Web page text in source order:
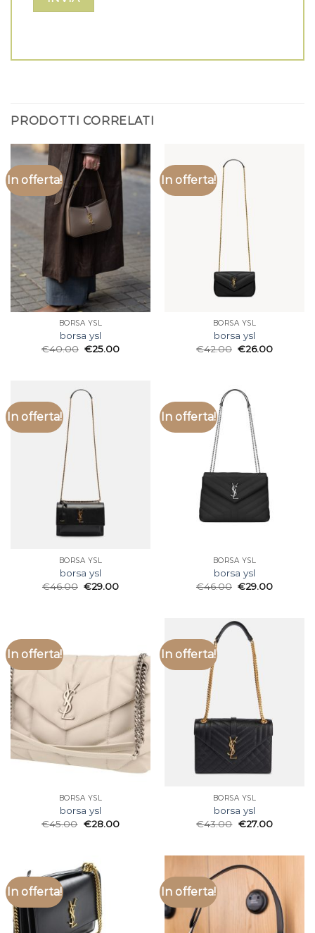
PRODOTTI CORRELATI
In offerta!
BORSA YSL
borsa ysl
€40.00 €25.00
In offerta!
BORSA YSL
borsa ysl
€42.00 €26.00
In offerta!
BORSA YSL
borsa ysl
€46.00 €29.00
In offerta!
BORSA YSL
borsa ysl
€46.00 €29.00
In offerta!
BORSA YSL
borsa ysl
€45.00 €28.00
In offerta!
BORSA YSL
borsa ysl
€43.00 €27.00
In offerta! In offerta!